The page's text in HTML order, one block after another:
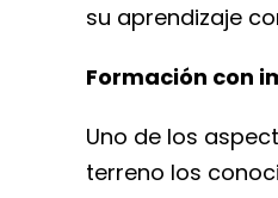
su aprendizaje
Formación con
Uno de los
terreno los